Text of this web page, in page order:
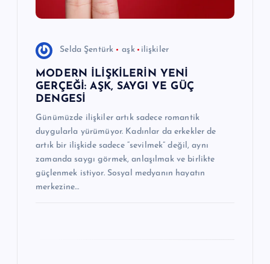
Selda Şentürk aşk ilişkiler
MODERN İLİŞKİLERİN YENİ
GERÇEĞİ: AŞK, SAYGI VE GÜÇ
DENGESİ
Günümüzde ilişkiler artık sadece romantik
duygularla yürümüyor. Kadınlar da erkekler de
artık bir ilişkide sadece “sevilmek” değil, aynı
zamanda saygı görmek, anlaşılmak ve birlikte
güçlenmek istiyor. Sosyal medyanın hayatın
merkezine…